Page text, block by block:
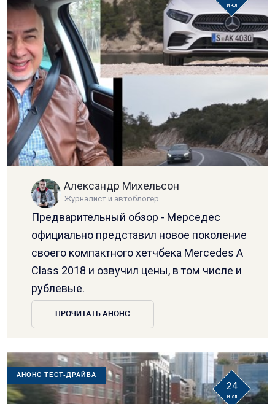
июл
Александр Михельсон
Журналист и автоблогер
Предварительный обзор - Мерседес
официально представил новое поколение
своего компактного хетчбека Mercedes A
Class 2018 и озвучил цены, в том числе и
рублевые.
ПРОЧИТАТЬ АНОНС
АНОНС ТЕСТ-ДРАЙВА
24
июл